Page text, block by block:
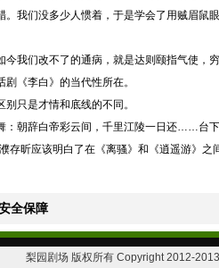
我们没多少人惯着，于是学会了用贼眉鼠
我们改不了的通病，就是达则颐指气使，
《李白》的当代性所在。
只是才情和底线的不同。
：朝辞白帝彩云间，千里江陵一日还……台下
存昕应该明白了在《离骚》和《逍遥游》之
全保障
梨园剧场 版权所有 Copyright 2012-